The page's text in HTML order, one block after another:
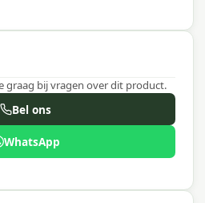
graag bij vragen over dit product.
Bel ons
WhatsApp